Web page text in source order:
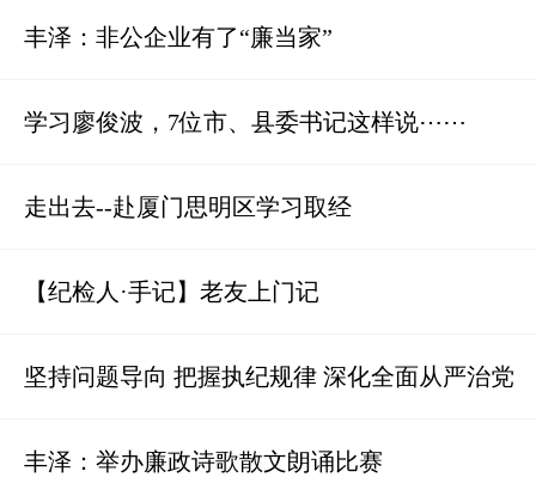
丰泽：非公企业有了“廉当家”
学习廖俊波，7位市、县委书记这样说⋯⋯
走出去--赴厦门思明区学习取经
【纪检人·手记】老友上门记
坚持问题导向 把握执纪规律 深化全面从严治党
丰泽：举办廉政诗歌散文朗诵比赛